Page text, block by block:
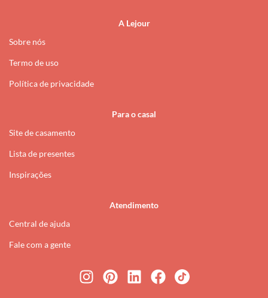
A Lejour
Sobre nós
Termo de uso
Política de privacidade
Para o casal
Site de casamento
Lista de presentes
Inspirações
Atendimento
Central de ajuda
Fale com a gente